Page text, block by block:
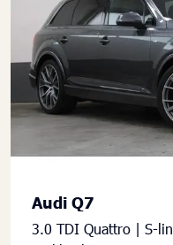
Audi Q7
3.0 TDI Quattro | S-